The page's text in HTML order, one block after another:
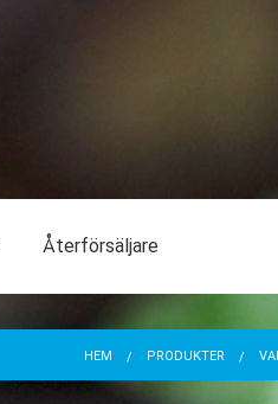
Återförsäljare
HEM PRODUKTER